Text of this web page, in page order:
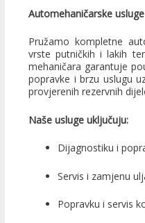
Automehaničarske usluge
Pružamo kompletne
vrste putničkih i lakih
mehaničara garantuje
popravke i brzu uslugu
provjerenih rezervnih
Naše usluge uključuju:
Dijagnostiku i
Servis i zamjenu
Popravku i servis